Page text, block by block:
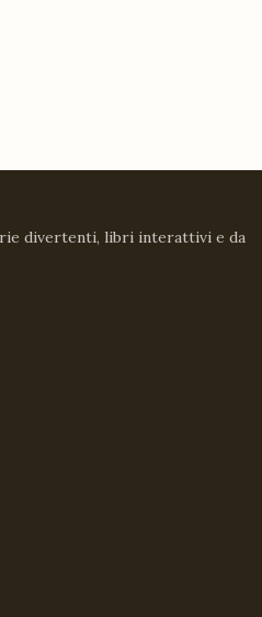
divertenti, libri interattivi e da